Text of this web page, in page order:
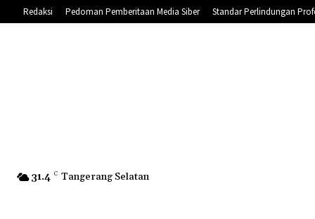
Redaksi Pedoman Pemberitaan Media Siber Standar Perlindungan
31.4 C Tangerang Selatan